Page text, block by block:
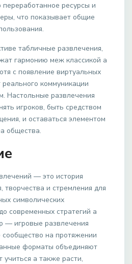
ресурсы и
что показывает общие
табличные развлечения,
гармонию меж классикой а
с появление виртуальных
коммуникации
Настольные развлечения
игроков, быть средством
и оставаться элементом
общества.
— это история
творчества и стремления для
символических
современных стратегий а
— игровые развлечения
сообщество на протяжении
форматы объединяют
учиться а также расти,